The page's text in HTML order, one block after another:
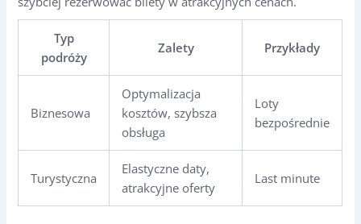
Typ
podróży
Zalety Przykłady
Biznesowa
Optymalizacja
kosztów, szybsza
obsługa
Loty
bezpośrednie
Turystyczna
Elastyczne daty,
atrakcyjne oferty
Last minute